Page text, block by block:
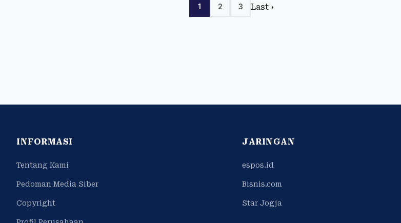
1 2 3 Last ›
INFORMASI
Tentang Kami
Pedoman Media Siber
Copyright
JARINGAN
espos.id
Bisnis.com
Star Jogja